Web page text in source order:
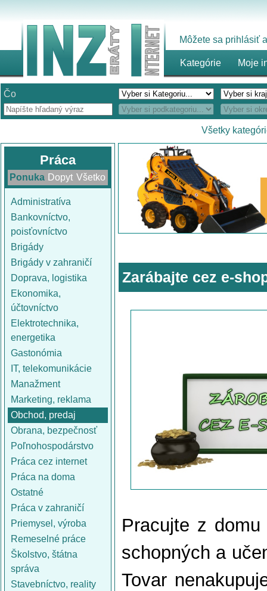
Môžete sa prihlásiť
Kategórie Moje
Čo
Všetky
Práca
Ponuka Dopyt Všetko
Administratíva
Bankovníctvo,
poisťovníctvo
Brigády
Brigády v zahraničí
Doprava, logistika
Ekonomika,
účtovníctvo
Elektrotechnika,
energetika
Gastonómia
IT, telekomunikácie
Manažment
Marketing, reklama
Obchod, predaj
Obrana, bezpečnosť
Poľnohospodárstvo
Práca cez internet
Práca na doma
Ostatné
Práca v zahraničí
Priemysel, výroba
Remeselné práce
Školstvo, štátna
správa
Stavebníctvo, reality
Zarábajte cez e-
Pracujte z
schopných a
Tovar